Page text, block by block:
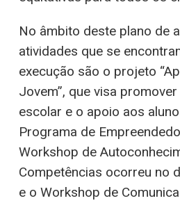
No âmbito deste plano de
atividades que se
execução são o projeto
Jovem”, que visa
escolar e o apoio aos
Programa de
Workshop de
Competências ocorreu no
e o Workshop de